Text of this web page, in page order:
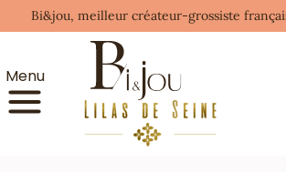
Bi&jou, meilleur créateur-grossiste
Menu